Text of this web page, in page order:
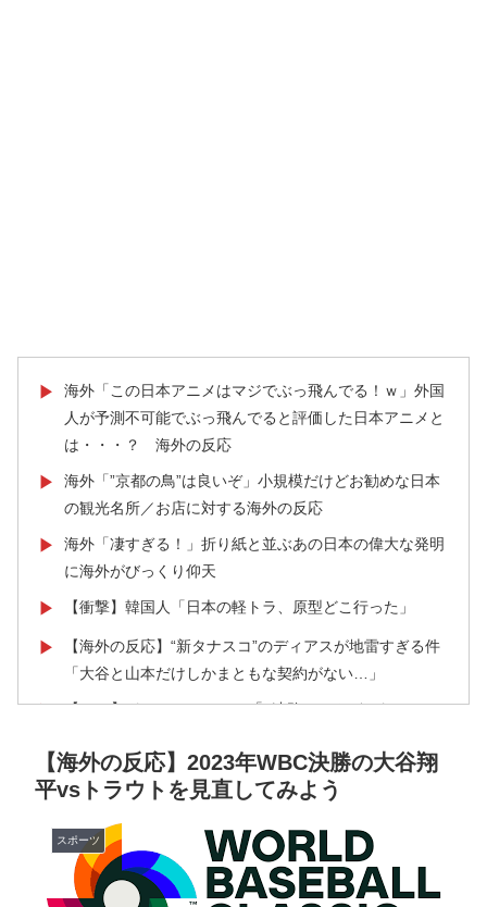
▶
海外「この日本アニメはマジでぶっ飛んでる！ｗ」外国
人が予測不可能でぶっ飛んでると評価した日本アニメと
は・・・？ 海外の反応
▶
海外「”京都の鳥”は良いぞ」小規模だけどお勧めな日本
の観光名所／お店に対する海外の反応
▶
海外「凄すぎる！」折り紙と並ぶあの日本の偉大な発明
に海外がびっくり仰天
▶ 【衝撃】韓国人「日本の軽トラ、原型どこ行った」
▶
【海外の反応】“新タナスコ”のディアスが地雷すぎる件
「大谷と山本だけしかまともな契約がない…」
▶ 【MLB】ドジャースファン「7連敗はしんどいわ……」
節に負けることが増えるけど結局10月には勝って終わる
んだよ」
▶ 英国人「安心感が違う」冨安健洋、パレス移籍当日にデ
ビュー！圧巻3連続ブロックも披露で現地サポが気づく..
【海外の反応】
【海外の反応】2023年WBC決勝の大谷翔
平vsトラウトを見直してみよう
スポーツ